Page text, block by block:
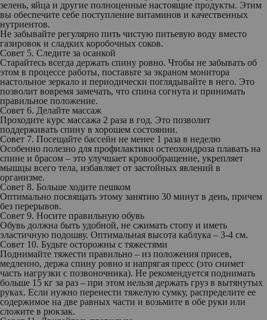
зелень, яйца и другие полноценные настоящие продукты. Этим
вы обеспечите себе поступление витаминов и качественных
нутриентов.
Не забывайте регулярно пить чистую питьевую воду вместо
газировок и сладких коробочных соков.
Совет 5. Следите за осанкой
Старайтесь всегда держать спину ровно. Чтобы не забывать об
этом в процессе работы, поставьте за экраном монитора
настольное зеркало и периодически поглядывайте в него. Это
позволит вовремя замечать, что спина согнута и принимать
правильное положение.
Совет 6. Делайте массаж
Проходите курс массажа 2 раза в год. Это позволит
поддерживать спину в хорошем состоянии.
Совет 7. Посещайте бассейн не менее 1 раза в неделю
Особенно полезно для профилактики остеохондроза плавать на
спине и брасом – это улучшает кровообращение, укрепляет
мышцы всего тела, избавляет от застойных явлений в
организме.
Совет 8. Больше ходите пешком
Оптимально посвящать этому занятию 30 минут в день, причем
без перерывов.
Совет 9. Носите правильную обувь
Обувь должна быть удобной, не сжимать стопу и иметь
эластичную подошву. Оптимальная высота каблука – 3-4 см.
Совет 10. Будьте осторожны с тяжестями
Поднимайте тяжести правильно – из положения присев,
медленно, держа спину ровно и напрягая пресс (это снимет
часть нагрузки с позвоночника). Не рекомендуется поднимать
больше 15 кг за раз – при этом нельзя держать груз в вытянутых
руках. Если нужно перенести тяжелую сумку, распределите ее
содержимое на две равных части и возьмите в обе руки или
сложите в рюкзак.